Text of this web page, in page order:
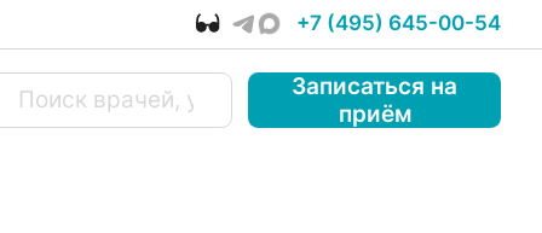
+7 (495) 645-00-54
Записаться на
приём